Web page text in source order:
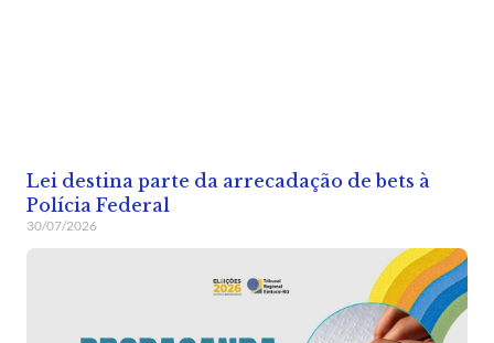
Lei destina parte da arrecadação de bets à
Polícia Federal
30/07/2026